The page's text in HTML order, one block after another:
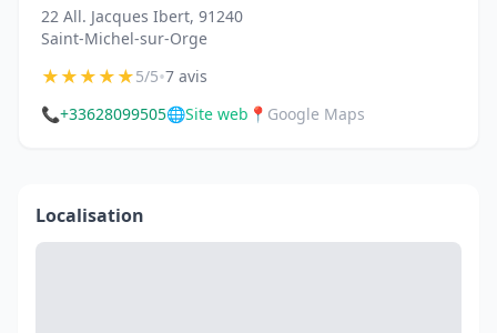
22 All. Jacques Ibert, 91240
Saint-Michel-sur-Orge
★★★★★5/5•7 avis
📞+33628099505🌐Site web 📍 Google Maps
Localisation